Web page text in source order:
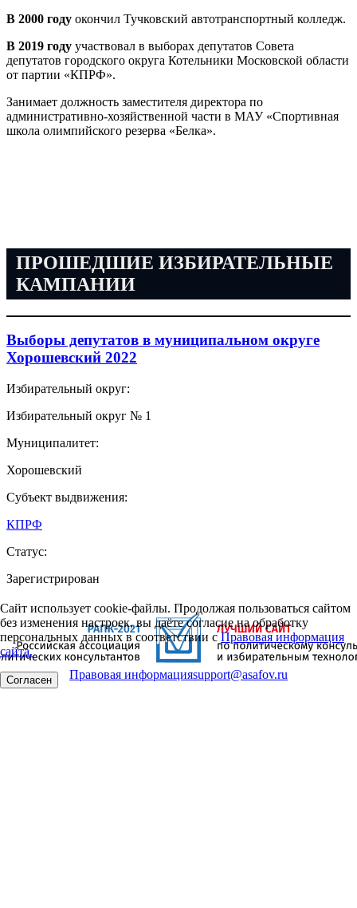
В 2000 году окончил Тучковский автотранспортный колледж.
В 2019 году участвовал в выборах депутатов Совета
депутатов городского округа Котельники Московской области
от партии «КПРФ».
Занимает должность заместителя директора по
административно-хозяйственной части в МАУ «Спортивная
школа олимпийского резерва «Белка».
ПРОШЕДШИЕ ИЗБИРАТЕЛЬНЫЕ
КАМПАНИИ
Выборы депутатов в муниципальном округе
Хорошевский 2022
Избирательный округ:
Избирательный округ № 1
Муниципалитет:
Хорошевский
Субъект выдвижения:
КПРФ
Статус:
Зарегистрирован
Сайт использует cookie-файлы. Продолжая пользоваться сайтом
без изменения настроек, вы даёте согласие на обработку
персональных данных в соответствии сПравовая информация
сайта.
Согласен Правовая информацияsupport@asafov.ru